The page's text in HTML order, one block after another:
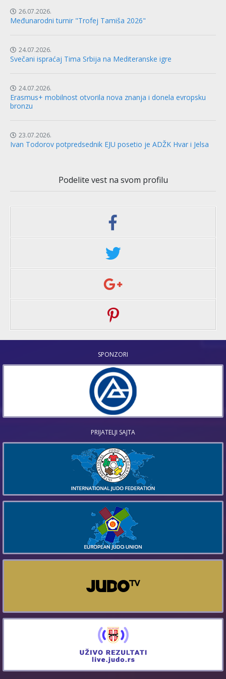
26.07.2026.
Međunarodni turnir "Trofej Tamiša 2026"
24.07.2026.
Svečani ispraćaj Tima Srbija na Mediteranske igre
24.07.2026.
Erasmus+ mobilnost otvorila nova znanja i donela evropsku
bronzu
23.07.2026.
Ivan Todorov potpredsednik EJU posetio je ADŽK Hvar i Jelsa
Podelite vest na svom profilu
SPONZORI
PRIJATELJI SAJTA